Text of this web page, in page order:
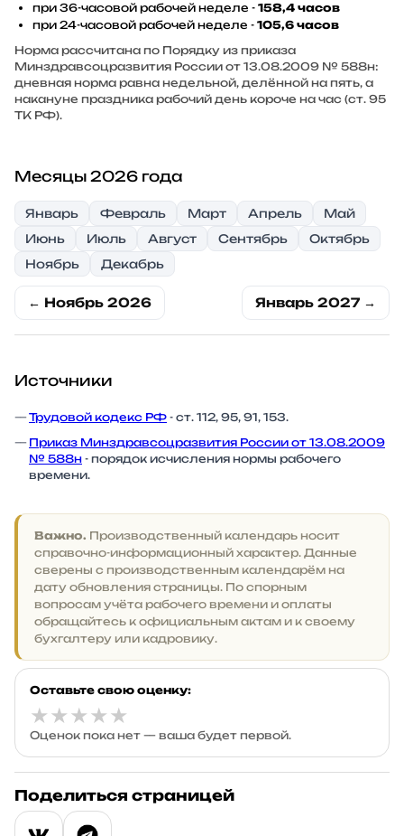
при 36-часовой рабочей неделе - 158,4 часов
при 24-часовой рабочей неделе - 105,6 часов
Норма рассчитана по Порядку из приказа
Минздравсоцразвития России от 13.08.2009 № 588н:
дневная норма равна недельной, делённой на пять, а
накануне праздника рабочий день короче на час (ст. 95
ТК РФ).
Месяцы 2026 года
Январь Февраль Март Апрель
Май
Июнь
Июль Август Сентябрь
Октябрь
Ноябрь
Декабрь
← Ноябрь 2026 Январь 2027 →
Источники
Трудовой кодекс РФ - ст. 112, 95, 91, 153.
Приказ Минздравсоцразвития России от 13.08.2009
№ 588н - порядок исчисления нормы рабочего
времени.
Важно. Производственный календарь носит
справочно-информационный характер. Данные
сверены с производственным календарём на
дату обновления страницы. По спорным
вопросам учёта рабочего времени и оплаты
обращайтесь к официальным актам и к своему
бухгалтеру или кадровику.
Оставьте свою оценку:
★★★★★
Оценок пока нет — ваша будет первой.
Поделиться страницей